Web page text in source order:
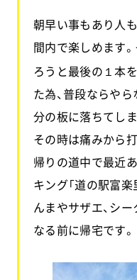
朝早い事もあり人
間内で楽しめます
ろうと最後の１本
た為、普段ならや
分の板に落ちてし
その時は痛みから
帰りの道中で最近
キング「道の駅富楽
んまやサザエ、シ
なる前に帰宅です。